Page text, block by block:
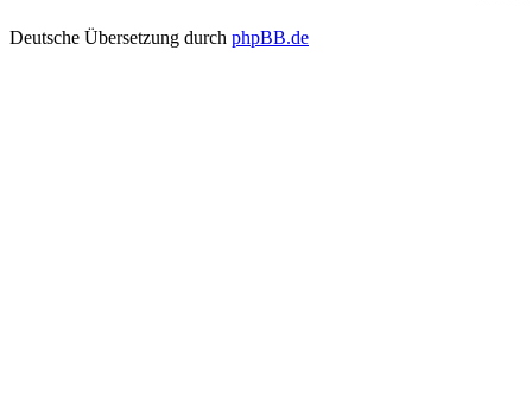
Deutsche Übersetzung durch phpBB.de